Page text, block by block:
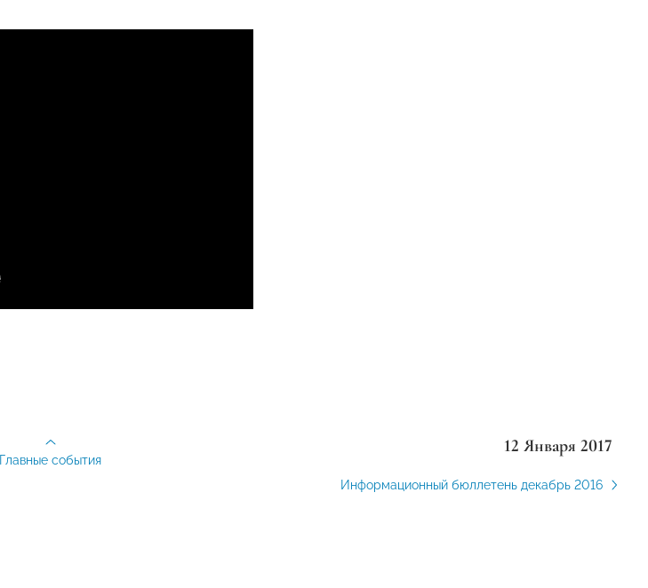
12 Января 2017
Информационный бюллетень декабрь 2016
Главные события